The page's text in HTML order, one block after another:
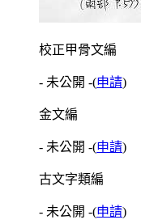
校正甲骨文編
- 未公開 -(申請)
金文編
- 未公開 -(申請)
古文字類編
- 未公開 -(申請)